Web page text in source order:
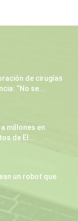
de cirugías
“No se...
millones en
de El...
un robot que